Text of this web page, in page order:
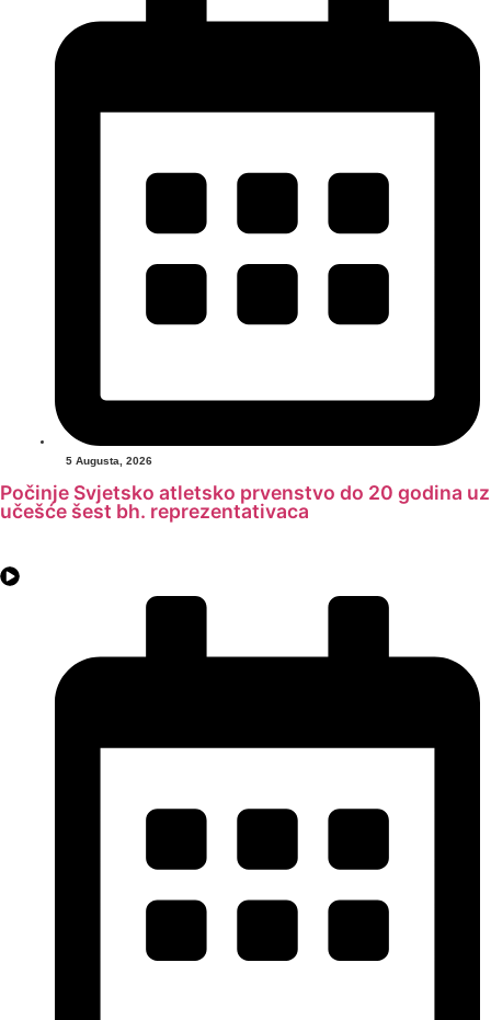
5 Augusta, 2026
Počinje Svjetsko atletsko prvenstvo do 20 godina uz
učešće šest bh. reprezentativaca